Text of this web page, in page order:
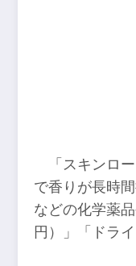
「スキンロ
で香りが長時
などの化学薬
円）」「ドラ